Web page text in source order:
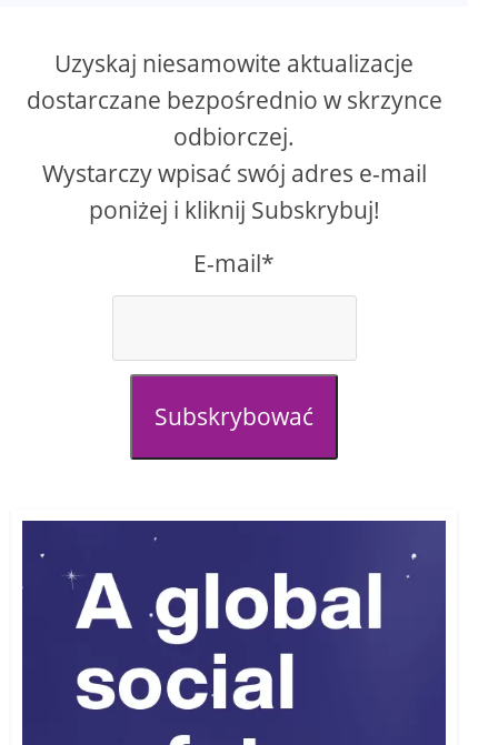
Uzyskaj niesamowite aktualizacje
dostarczane bezpośrednio w skrzynce
odbiorczej.
Wystarczy wpisać swój adres e-mail
poniżej i kliknij Subskrybuj!
E-mail*
Subskrybować